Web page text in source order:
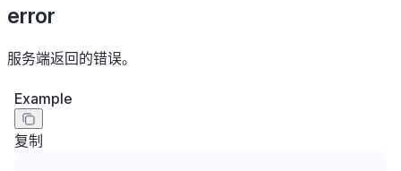
error
服务端返回的错误。
Example
复制